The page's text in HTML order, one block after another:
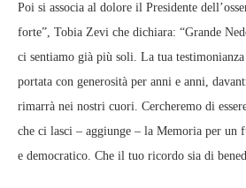
Poi si associa al dolore il Presidente
forte”, Tobia Zevi che dichiara: “Grande
ci sentiamo già più soli. La tua
portata con generosità per anni e anni,
rimarrà nei nostri cuori. Cercheremo di
che ci lasci – aggiunge – la Memoria per
e democratico. Che il tuo ricordo sia di